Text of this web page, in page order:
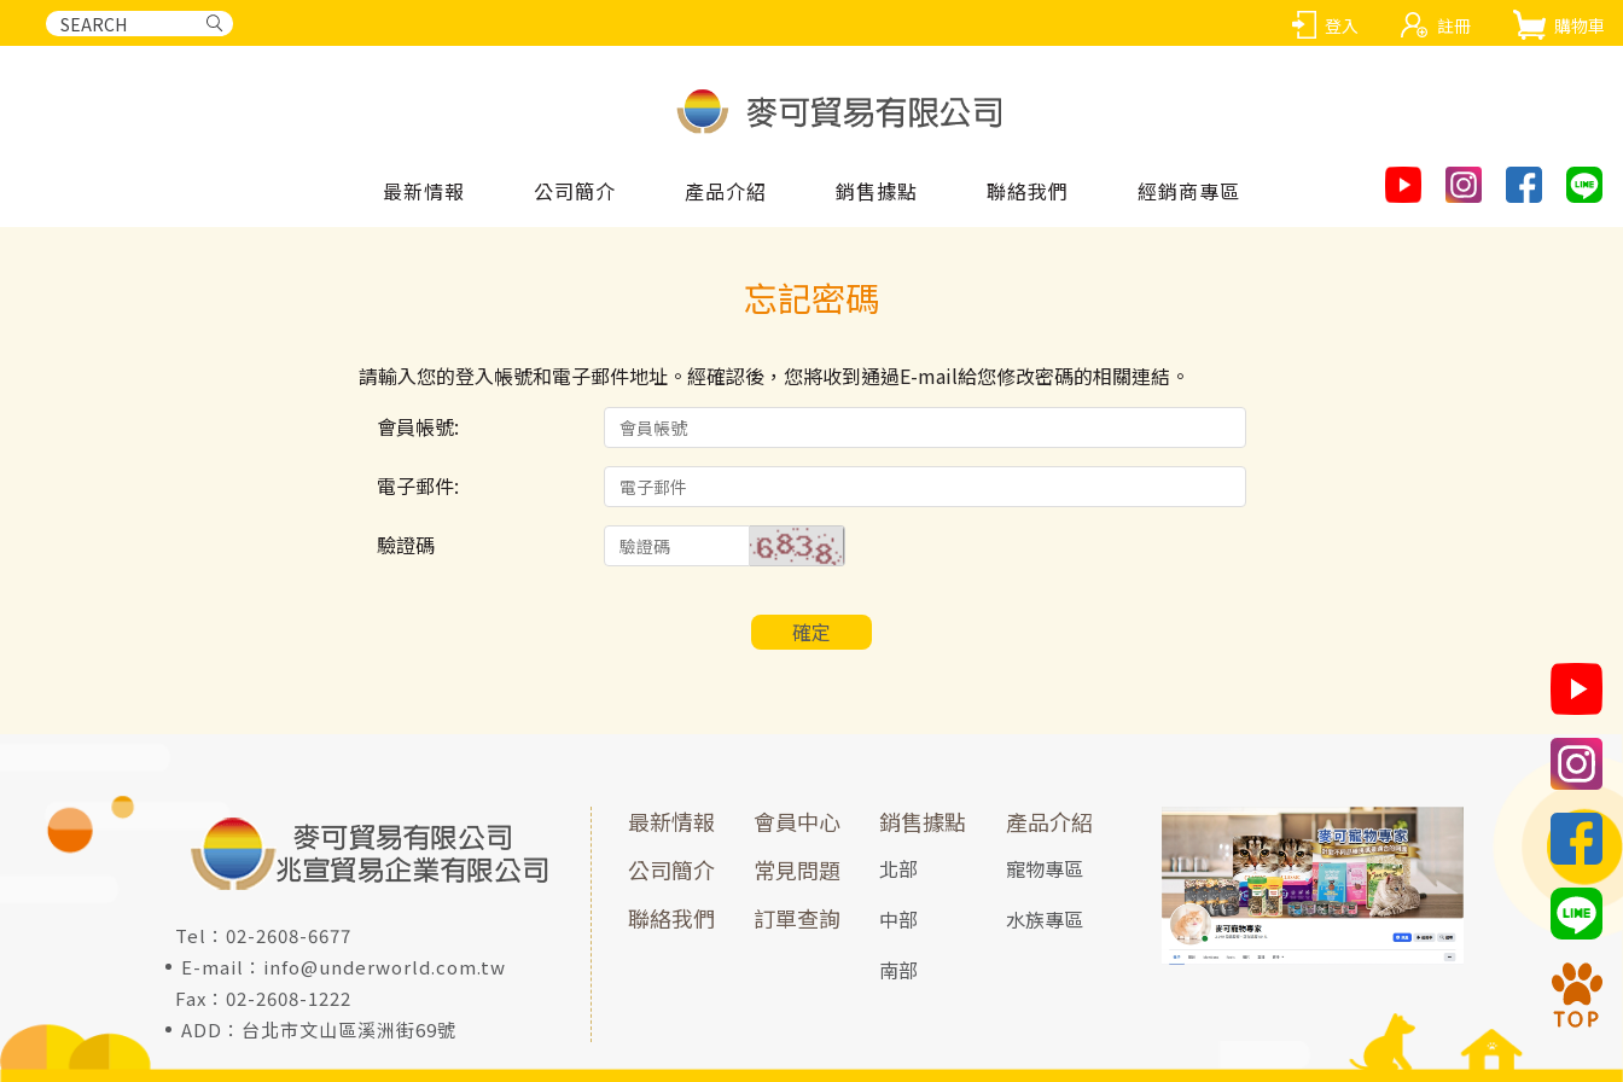
登入 註冊 購物車
最新情報 公司簡介 產品介紹 銷售據點 聯絡我們 經銷商專區
忘記密碼
請輸入您的登入帳號和電子郵件地址。經確認後，您將收到通過E-mail給您修改密碼的相關連結。
會員帳號:
電子郵件:
驗證碼
確定
Tel： 02-2608-6677
E-mail： info@underworld.com.tw
Fax：02-2608-1222
ADD：台北市文山區溪洲街69號
最新情報
公司簡介
聯絡我們
會員中心
常見問題
訂單查詢
銷售據點
北部
中部
南部
產品介紹
寵物專區
水族專區